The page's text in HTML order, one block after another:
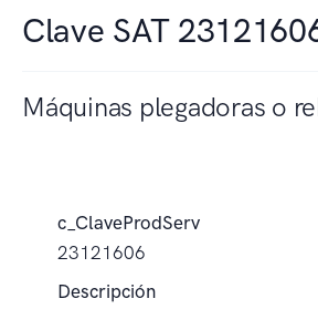
Clave SAT
Máquinas plegadoras o
c_ClaveProdServ
23121606
Descripción